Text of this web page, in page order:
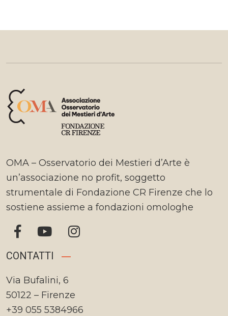
OMA – Osservatorio dei Mestieri d’Arte è
un’associazione no profit, soggetto
strumentale di Fondazione CR Firenze che lo
sostiene assieme a fondazioni omologhe
CONTATTI
Via Bufalini, 6
50122 – Firenze
+39 055 5384966